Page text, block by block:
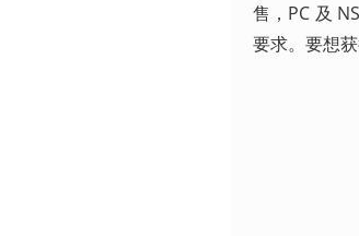
售，PC 及
要求。要想